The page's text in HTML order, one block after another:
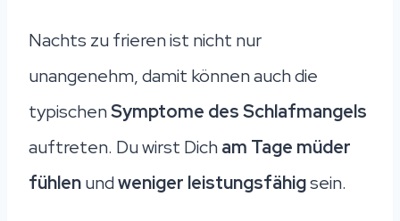
Nachts zu frieren ist nicht nur
unangenehm, damit können auch die
typischenSymptome des Schlafmangels
auftreten. Du wirst Dicham Tage müder
fühlenundweniger leistungsfähigsein.